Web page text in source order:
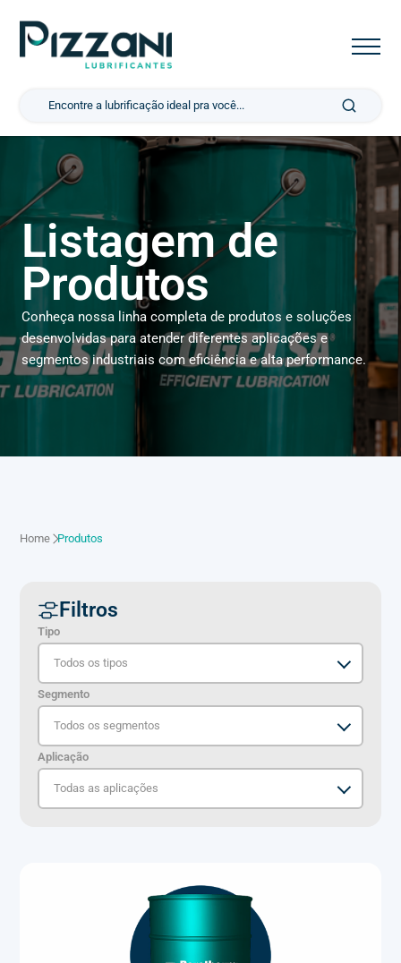
Listagem de
Produtos
Conheça nossa linha completa de produtos e soluções
desenvolvidas para atender diferentes aplicações e
segmentos industriais com eficiência e alta performance.
Home Produtos
Filtros
Tipo
Segmento
Aplicação